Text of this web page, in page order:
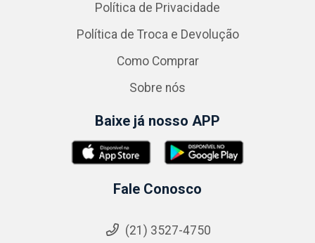
Política de Privacidade
Política de Troca e Devolução
Como Comprar
Sobre nós
Baixe já nosso APP
Fale Conosco
(21) 3527-4750